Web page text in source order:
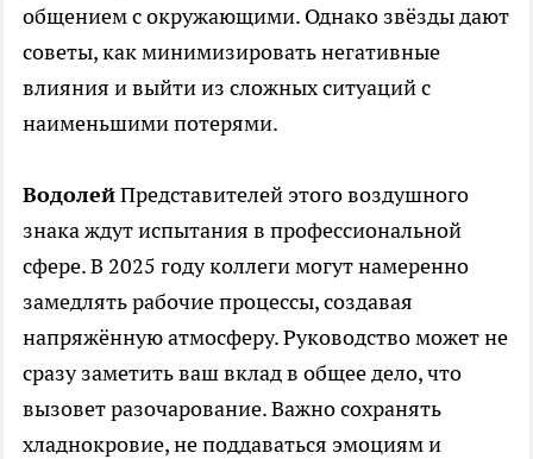
общением с окружающими. Однако звёзды дают
советы, как минимизировать негативные
влияния и выйти из сложных ситуаций с
наименьшими потерями.
ВодолейПредставителей этого воздушного
знака ждут испытания в профессиональной
сфере. В 2025 году коллеги могут намеренно
замедлять рабочие процессы, создавая
напряжённую атмосферу. Руководство может не
сразу заметить ваш вклад в общее дело, что
вызовет разочарование. Важно сохранять
хладнокровие, не поддаваться эмоциям и